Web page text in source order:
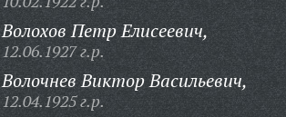
Волохов Петр Елисеевич,
12.06.1927 г.р.
Волочнев Виктор Васильевич,
12.04.1925 г.р.